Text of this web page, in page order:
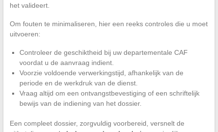
het valideert.
Om fouten te minimaliseren, hier een reeks controles die u moet
uitvoeren:
Controleer de geschiktheid bij uw departementale CAF
voordat u de aanvraag indient.
Voorzie voldoende verwerkingstijd, afhankelijk van de
periode en de werkdruk van de dienst.
Vraag altijd om een ontvangstbevestiging of een schriftelijk
bewijs van de indiening van het dossier.
Een compleet dossier, zorgvuldig voorbereid, versnelt de